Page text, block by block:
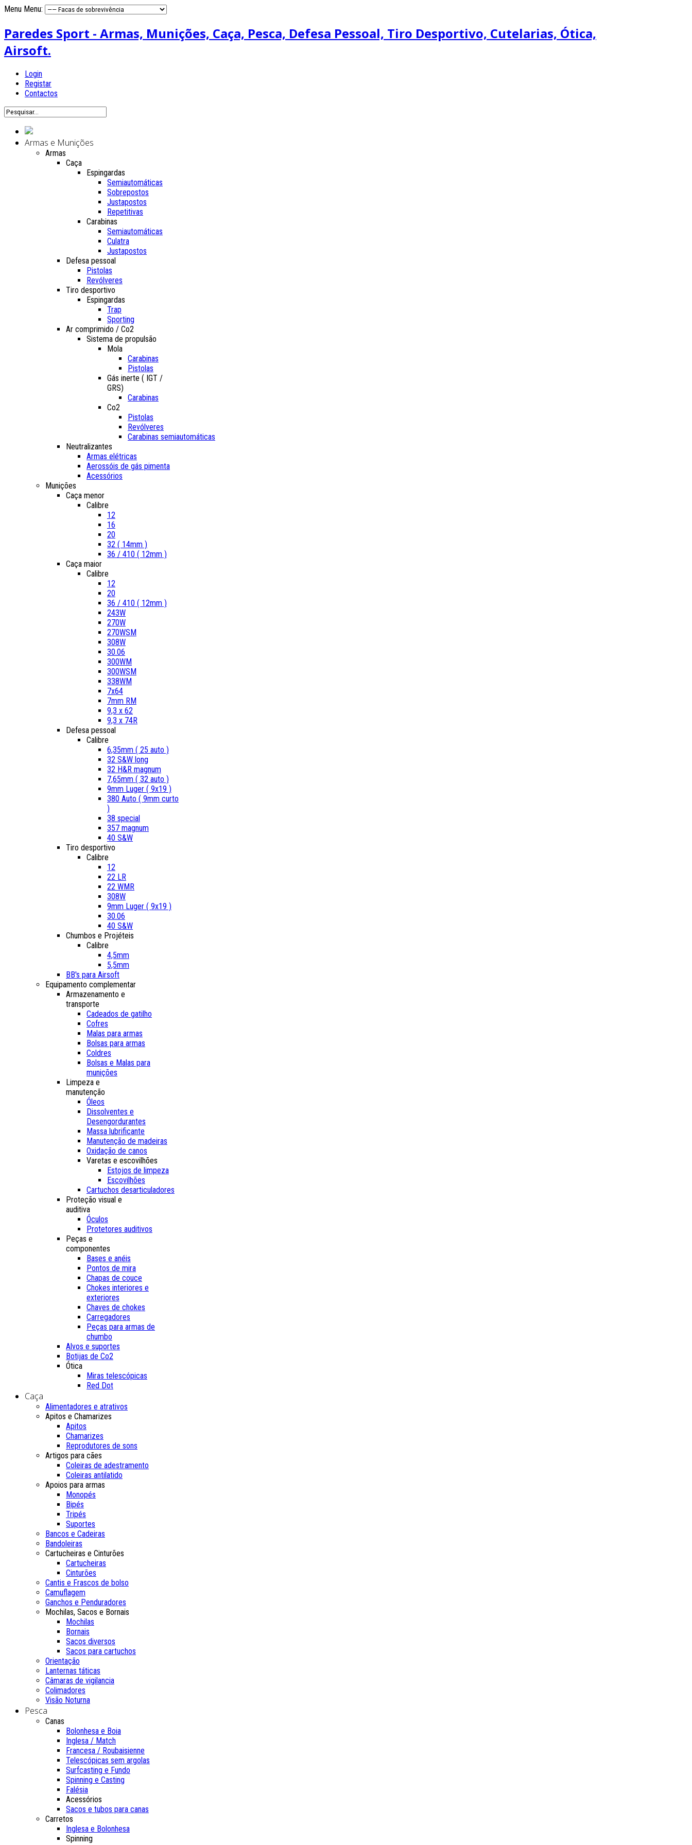
Menu Menu:
Paredes Sport - Armas, Munições, Caça, Pesca, Defesa Pessoal, Tiro Desportivo, Cutelarias, Ótica,
Airsoft.
Login
Registar
Contactos
Armas e Munições
Armas
Caça
Espingardas
Semiautomáticas
Sobrepostos
Justapostos
Repetitivas
Carabinas
Semiautomáticas
Culatra
Justapostos
Defesa pessoal
Pistolas
Revólveres
Tiro desportivo
Espingardas
Trap
Sporting
Ar comprimido / Co2
Sistema de propulsão
Mola
Carabinas
Pistolas
Gás inerte ( IGT /
GRS)
Carabinas
Co2
Pistolas
Revólveres
Carabinas semiautomáticas
Neutralizantes
Armas elétricas
Aerossóis de gás pimenta
Acessórios
Munições
Caça menor
Calibre
12
16
20
32 ( 14mm )
36 / 410 ( 12mm )
Caça maior
Calibre
12
20
36 / 410 ( 12mm )
243W
270W
270WSM
308W
30.06
300WM
300WSM
338WM
7x64
7mm RM
9,3 x 62
9,3 x 74R
Defesa pessoal
Calibre
6,35mm ( 25 auto )
32 S&W long
32 H&R magnum
7,65mm ( 32 auto )
9mm Luger ( 9x19 )
380 Auto ( 9mm curto
)
38 special
357 magnum
40 S&W
Tiro desportivo
Calibre
12
22 LR
22 WMR
308W
9mm Luger ( 9x19 )
30.06
40 S&W
Chumbos e Projéteis
Calibre
4,5mm
5,5mm
BB's para Airsoft
Equipamento complementar
Armazenamento e
transporte
Cadeados de gatilho
Cofres
Malas para armas
Bolsas para armas
Coldres
Bolsas e Malas para
munições
Limpeza e
manutenção
Óleos
Dissolventes e
Desengordurantes
Massa lubrificante
Manutenção de madeiras
Oxidação de canos
Varetas e escovilhões
Estojos de limpeza
Escovilhões
Cartuchos desarticuladores
Proteção visual e
auditiva
Óculos
Protetores auditivos
Peças e
componentes
Bases e anéis
Pontos de mira
Chapas de couce
Chokes interiores e
exteriores
Chaves de chokes
Carregadores
Peças para armas de
chumbo
Alvos e suportes
Botijas de Co2
Ótica
Miras telescópicas
Red Dot
Caça
Alimentadores e atrativos
Apitos e Chamarizes
Apitos
Chamarizes
Reprodutores de sons
Artigos para cães
Coleiras de adestramento
Coleiras antilatido
Apoios para armas
Monopés
Bipés
Tripés
Suportes
Bancos e Cadeiras
Bandoleiras
Cartucheiras e Cinturões
Cartucheiras
Cinturões
Cantis e Frascos de bolso
Camuflagem
Ganchos e Penduradores
Mochilas, Sacos e Bornais
Mochilas
Bornais
Sacos diversos
Sacos para cartuchos
Orientação
Lanternas táticas
Câmaras de vigilancia
Colimadores
Visão Noturna
Pesca
Canas
Bolonhesa e Boia
Inglesa / Match
Francesa / Roubaisienne
Telescópicas sem argolas
Surfcasting e Fundo
Spinning e Casting
Falésia
Acessórios
Sacos e tubos para canas
Carretos
Inglesa e Bolonhesa
Spinning